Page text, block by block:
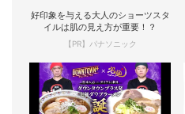
好印象を与える大人のショーツスタ
イルは肌の見え方が重要！？
【PR】パナソニック